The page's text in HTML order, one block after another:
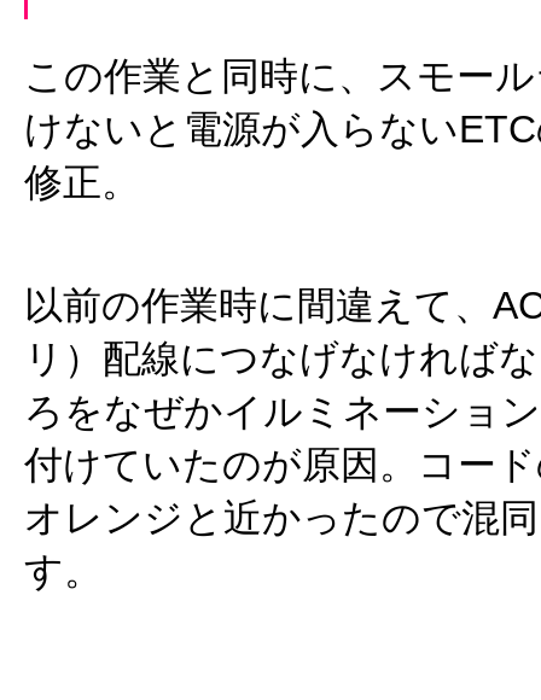
この作業と同時に、スモー
けないと電源が入らない
修正。
以前の作業時に間違えて、
リ）配線につなげなければ
ろをなぜかイルミネーショ
付けていたのが原因。コー
オレンジと近かったので混
す。